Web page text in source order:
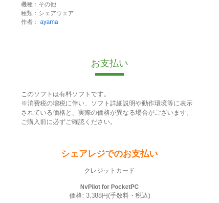
機種：その他
種類：シェアウェア
作者： ayama
お支払い
このソフトは有料ソフトです。
※消費税の増税に伴い、ソフト詳細説明や動作環境等に表示
されている価格と、実際の価格が異なる場合がございます。
ご購入前に必ずご確認ください。
シェアレジでのお支払い
クレジットカード
NvPilot for PocketPC
価格: 3,388円(手数料・税込)